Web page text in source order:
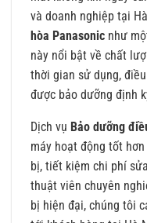
và doanh nghiệp tại
hòa Panasonic như
này nổi bật về chất
thời gian sử dụng,
được bảo dưỡng định
Dịch vụ Bảo dưỡng
máy hoạt động tốt
bị, tiết kiệm chi phí
thuật viên chuyên
bị hiện đại, chúng tôi